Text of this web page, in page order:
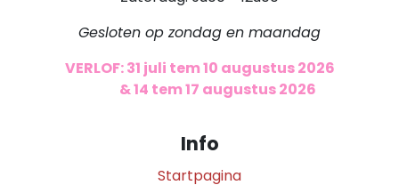
Gesloten op zondag en maandag
VERLOF: 31 juli tem 10 augustus 2026
& 14 tem 17 augustus 2026
Info
Startpagina